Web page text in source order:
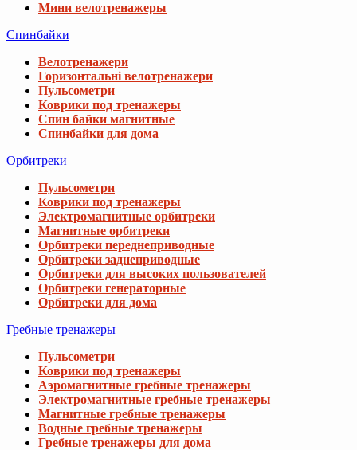
Мини велотренажеры
Спинбайки
Велотренажери
Горизонтальні велотренажери
Пульсометри
Коврики под тренажеры
Спин байки магнитные
Спинбайки для дома
Орбитреки
Пульсометри
Коврики под тренажеры
Электромагнитные орбитреки
Магнитные орбитреки
Орбитреки переднеприводные
Орбитреки заднеприводные
Орбитреки для высоких пользователей
Орбитреки генераторные
Орбитреки для дома
Гребные тренажеры
Пульсометри
Коврики под тренажеры
Аэромагнитные гребные тренажеры
Электромагнитные гребные тренажеры
Магнитные гребные тренажеры
Водные гребные тренажеры
Гребные тренажеры для дома